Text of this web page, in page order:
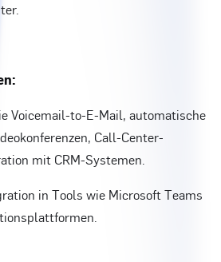
Voicemail-to-E-Mail, automatische
Call-Center-
mit CRM-Systemen.
in Tools wie Microsoft Teams